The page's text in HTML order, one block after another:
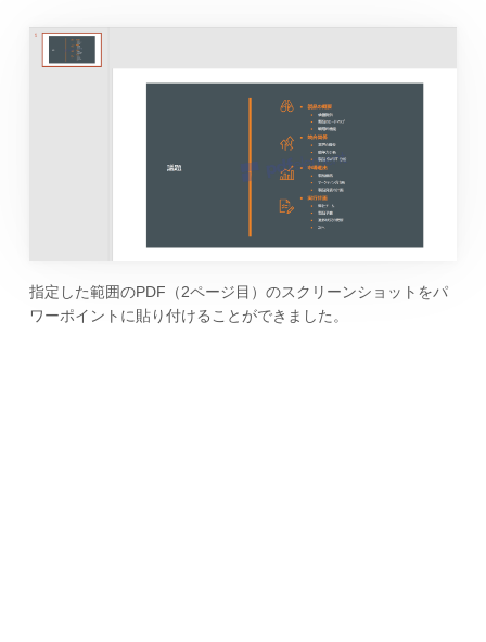
指定した範囲のPDF（2ページ目）のスクリーンショットをパ
ワーポイントに貼り付けることができました。